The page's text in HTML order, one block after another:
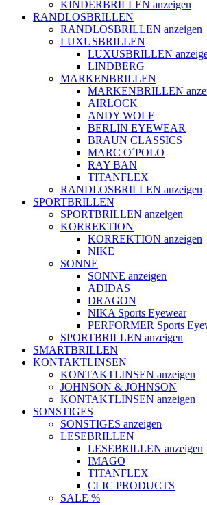
KINDERBRILLEN anzeigen
RANDLOSBRILLEN
RANDLOSBRILLEN anzeigen
LUXUSBRILLEN
LUXUSBRILLEN
LINDBERG
MARKENBRILLEN
MARKENBRILLEN
AIRLOCK
ANDY WOLF
BERLIN EYEWEAR
BRAUN CLASSICS
MARC O´POLO
RAY BAN
TITANFLEX
RANDLOSBRILLEN anzeigen
SPORTBRILLEN
SPORTBRILLEN anzeigen
KORREKTION
KORREKTION anzeigen
NIKE
SONNE
SONNE anzeigen
ADIDAS
DRAGON
NIKA Sports Eyewear
PERFORMER Sports
SPORTBRILLEN anzeigen
SMARTBRILLEN
KONTAKTLINSEN
KONTAKTLINSEN anzeigen
JOHNSON & JOHNSON
KONTAKTLINSEN anzeigen
SONSTIGES
SONSTIGES anzeigen
LESEBRILLEN
LESEBRILLEN anzeigen
IMAGO
TITANFLEX
CLIC PRODUCTS
SALE %